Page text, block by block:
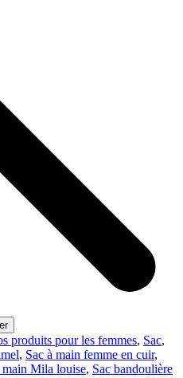
produits pour les femmes, Sac,
, Sac à main femme en cuir,
main Mila louise, Sac bandoulière